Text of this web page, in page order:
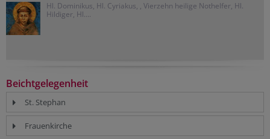
Hl. Dominikus, Hl. Cyriakus, , Vierzehn heilige Nothelfer, Hl.
Hildiger, Hl....
Beichtgelegenheit
St. Stephan
Frauenkirche